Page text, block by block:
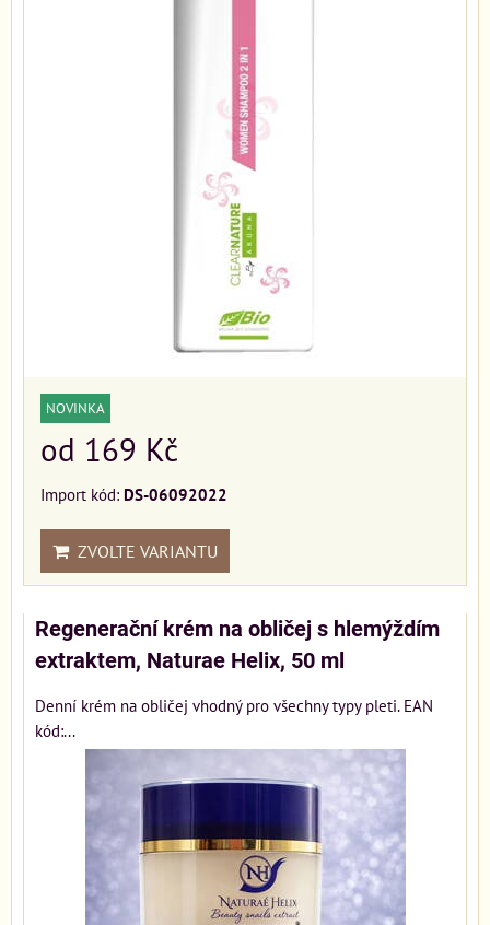
NOVINKA
od 169 Kč
Import kód: DS-06092022
ZVOLTE VARIANTU
Regenerační krém na obličej s hlemýždím
extraktem, Naturae Helix, 50 ml
Denní krém na obličej vhodný pro všechny typy pleti. EAN
kód:...